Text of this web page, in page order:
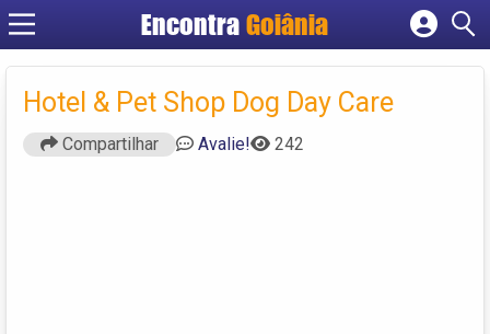
Encontra Goiânia
Cadastrar empresa
Criar conta
Hotel & Pet Shop Dog Day Care
Compartilhar Avalie! 242